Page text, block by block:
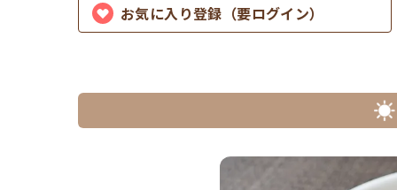
お気に入り登録（要ログイン）